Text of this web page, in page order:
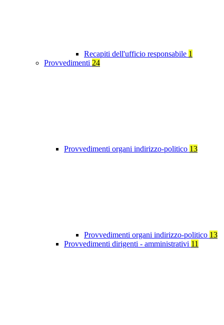
Recapiti dell'ufficio responsabile 1
Provvedimenti 24
Provvedimenti organi indirizzo-politico 13
Provvedimenti organi indirizzo-politico 13
Provvedimenti dirigenti - amministrativi 11